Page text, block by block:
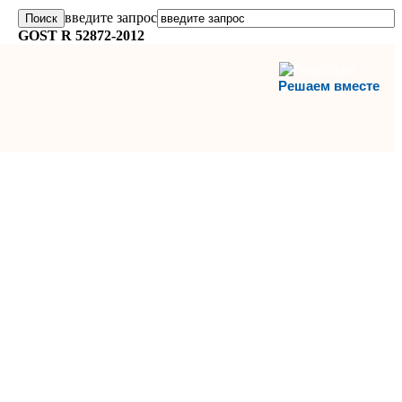
введите запрос
GOST R 52872-2012
Решаем вместе